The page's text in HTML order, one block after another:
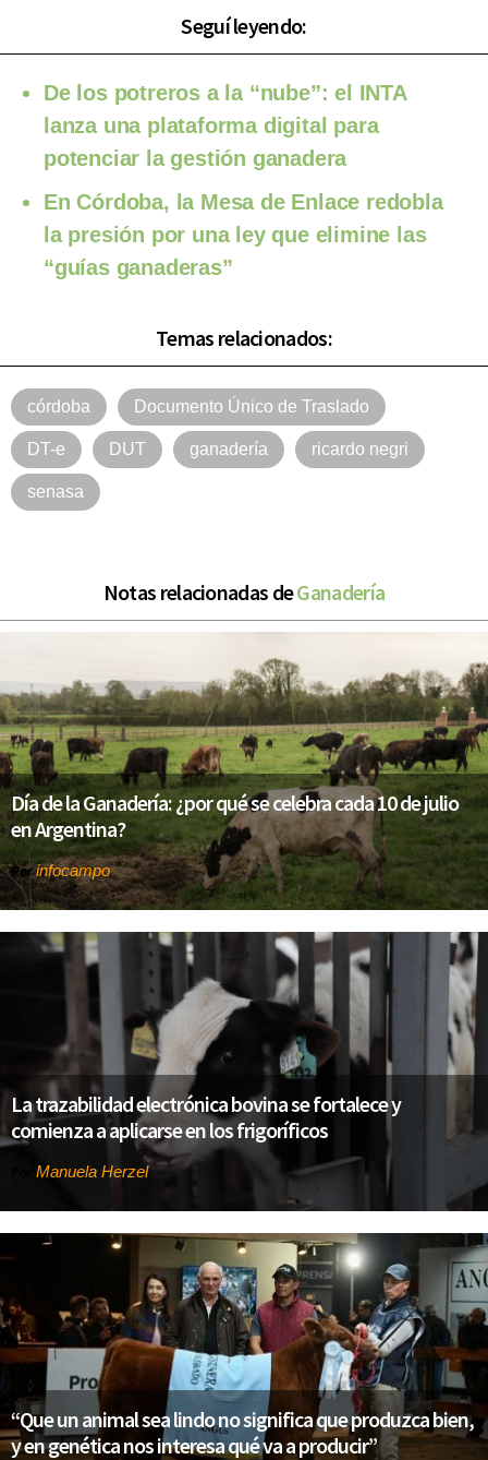
Seguí leyendo:
De los potreros a la “nube”: el INTA
lanza una plataforma digital para
potenciar la gestión ganadera
En Córdoba, la Mesa de Enlace redobla
la presión por una ley que elimine las
“guías ganaderas”
Temas relacionados:
córdoba Documento Único de Traslado
DT-e DUT ganadería ricardo negri
senasa
Notas relacionadas deGanadería
Día de la Ganadería: ¿por qué se celebra cada 10 de julio
en Argentina?
Porinfocampo
La trazabilidad electrónica bovina se fortalece y
comienza a aplicarse en los frigoríficos
Manuela Herzel
“Que un animal sea lindo no significa que produzca bien,
y en genética nos interesa qué va a producir”